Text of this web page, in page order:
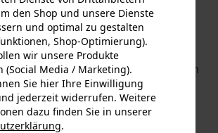
überprüft regelmäßig
die das CE-Zeichen tragen um
Produktsicherheit zu
den Shop und unsere Dienste
und optimal zu gestalten
Shop-Optimierung).
wir unsere Produkte
(Social Media / Marketing).
Sie hier Ihre Einwilligung
jederzeit widerrufen. Weitere
dazu finden Sie in unserer
.